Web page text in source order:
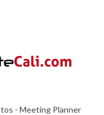
- Meeting Planner